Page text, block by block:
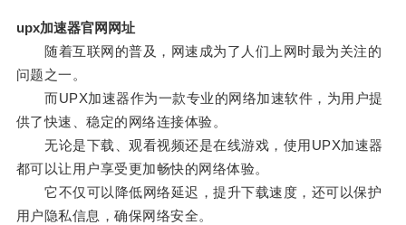
upx加速器官网网址
随着互联网的普及，网速成为了人们上网时最为关注的
问题之一。
而UPX加速器作为一款专业的网络加速软件，为用户提
供了快速、稳定的网络连接体验。
无论是下载、观看视频还是在线游戏，使用UPX加速器
都可以让用户享受更加畅快的网络体验。
它不仅可以降低网络延迟，提升下载速度，还可以保护
用户隐私信息，确保网络安全。